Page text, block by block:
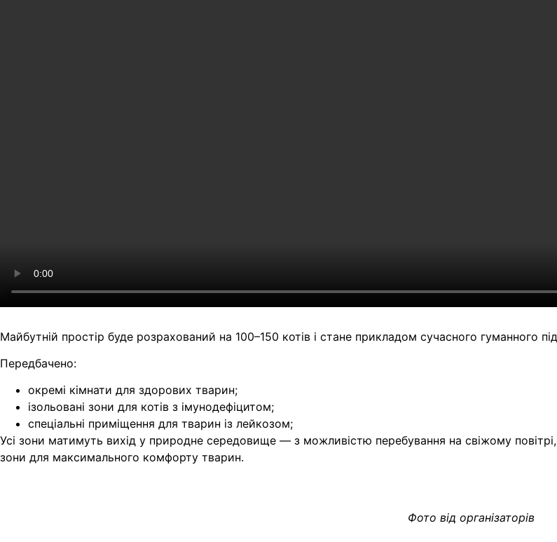
Майбутній простір буде розрахований на 100–150 котів і стане прикладом сучасного гуманного
Передбачено:
окремі кімнати для здорових тварин;
ізольовані зони для котів з імунодефіцитом;
спеціальні приміщення для тварин із лейкозом;
Усі зони матимуть вихід у природне середовище — з можливістю перебування на свіжому повітрі,
зони для максимального комфорту тварин.
Фото від організаторів